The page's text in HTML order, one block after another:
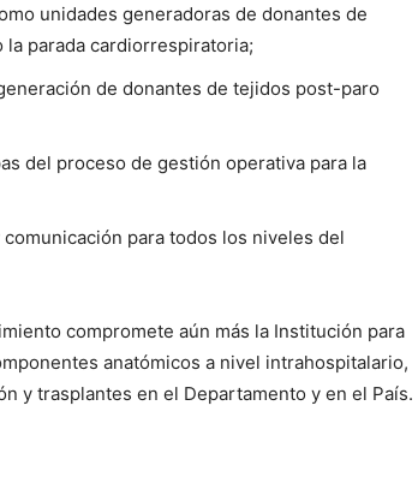
unidades generadoras de donantes de
parada cardiorrespiratoria;
de donantes de tejidos post-paro
del proceso de gestión operativa para la
para todos los niveles del
compromete aún más la Institución para
anatómicos a nivel intrahospitalario,
y trasplantes en el Departamento y en el País.